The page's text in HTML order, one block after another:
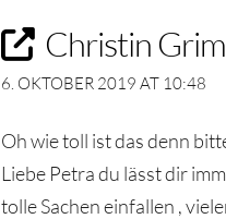
Christin
6. OKTOBER 2019 AT 10:48
Oh wie toll ist das denn
Liebe Petra du lässt dir
tolle Sachen einfallen ,